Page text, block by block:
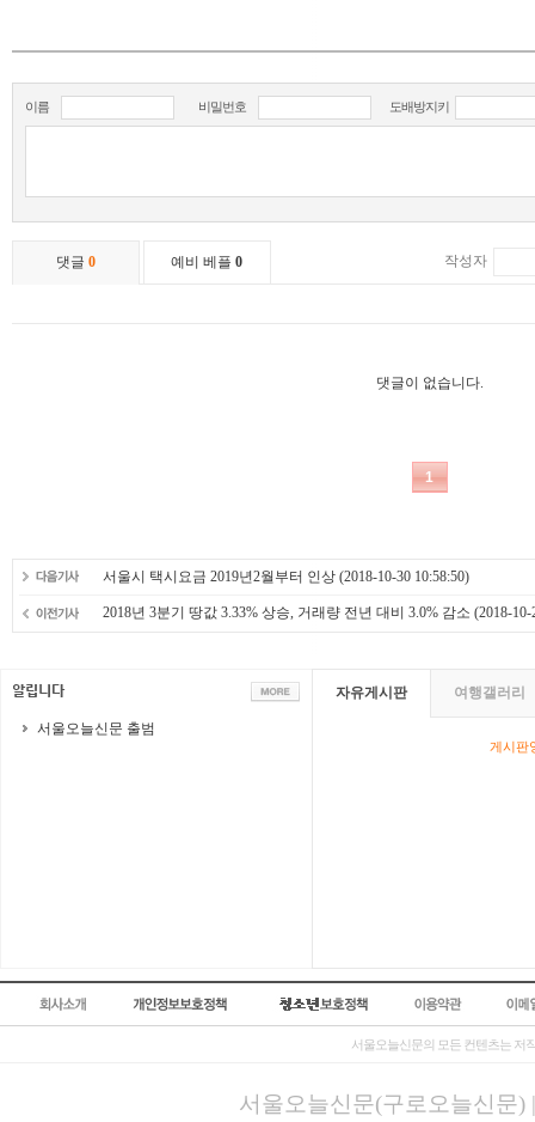
서울시 택시요금 2019년2월부터 인상 (2018-10-30 10:58:50)
2018년 3분기 땅값 3.33% 상승, 거래량 전년 대비 3.0% 감소 (2018-10-
서울오늘신문 출범
자유게시판 여행갤러리
게시판
서울오늘신문의 모든 컨텐츠는 저
서울오늘신문(구로오늘신문)